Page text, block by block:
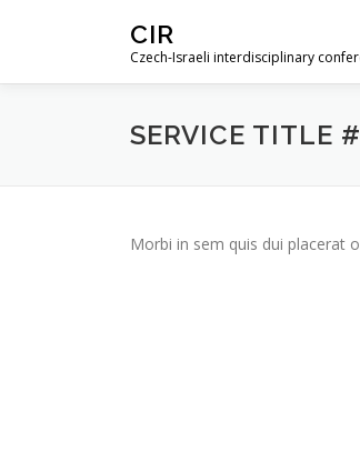
CIR
Czech-Israeli interdisciplinary
SERVICE TITLE
Morbi in sem quis dui placerat